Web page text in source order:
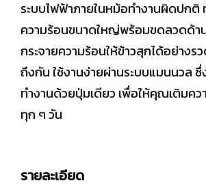
ระบบไฟฟ้าภายในหม้อทำงานผิดปกติ
ความร้อนขนาดใหญ่พร้อมขดลวดด้า
กระจายความร้อนให้ข้าวสุกได้อย่างรว
ถึงกัน ใช้งานง่ายผ่านระบบแมนนวล
ทำงานด้วยปุ่มเดียว เพื่อให้คุณเติมคว
ทุก ๆ วัน
รายละเอียด